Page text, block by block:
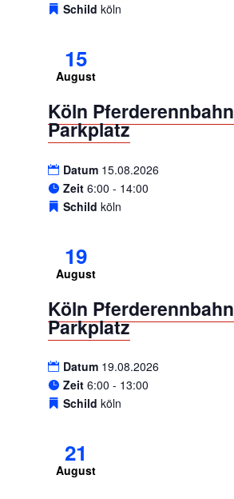
Schild köln
15
August
Köln Pferderennbahn
Parkplatz
Datum 15.08.2026
Zeit 6:00 - 14:00
Schild köln
19
August
Köln Pferderennbahn
Parkplatz
Datum 19.08.2026
Zeit 6:00 - 13:00
Schild köln
21
August